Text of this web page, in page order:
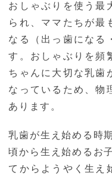
おしゃぶりを使う最
られ、ママたちが最
なる（出っ歯になる
す。おしゃぶりを頻
ちゃんに大切な乳歯
なっているため、物
あります。
乳歯が生え始める時
頃から生え始めるお
てからようやく生え